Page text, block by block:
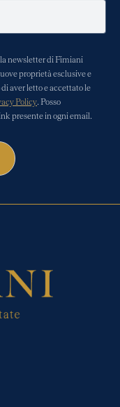
newsletter di Fimiani
proprietà esclusive e
aver letto e accettato le
Policy. Posso
presente in ogni email.